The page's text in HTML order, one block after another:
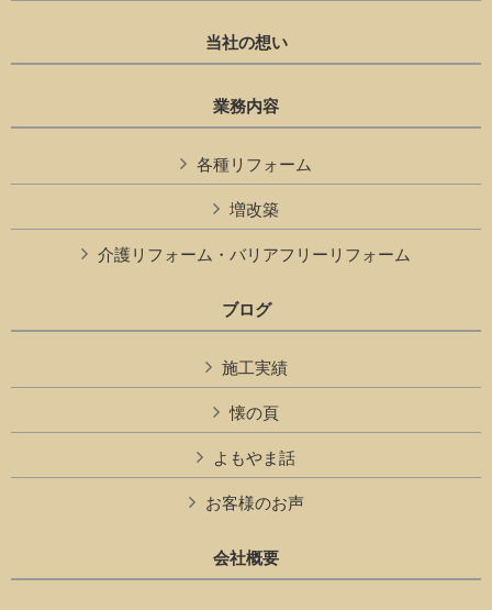
当社の想い
業務内容
各種リフォーム
増改築
介護リフォーム・バリアフリーリフォーム
ブログ
施工実績
懐の頁
よもやま話
お客様のお声
会社概要